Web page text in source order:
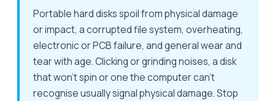
Portable hard disks spoil from physical damage
or impact, a corrupted file system, overheating,
electronic or PCB failure, and general wear and
tear with age. Clicking or grinding noises, a disk
that won't spin or one the computer can't
recognise usually signal physical damage. Stop